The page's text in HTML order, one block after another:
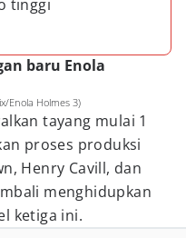
tinggi
baru Enola
Enola Holmes 3)
tayang mulai 1
proses produksi
Henry Cavill, dan
menghidupkan
ketiga ini.